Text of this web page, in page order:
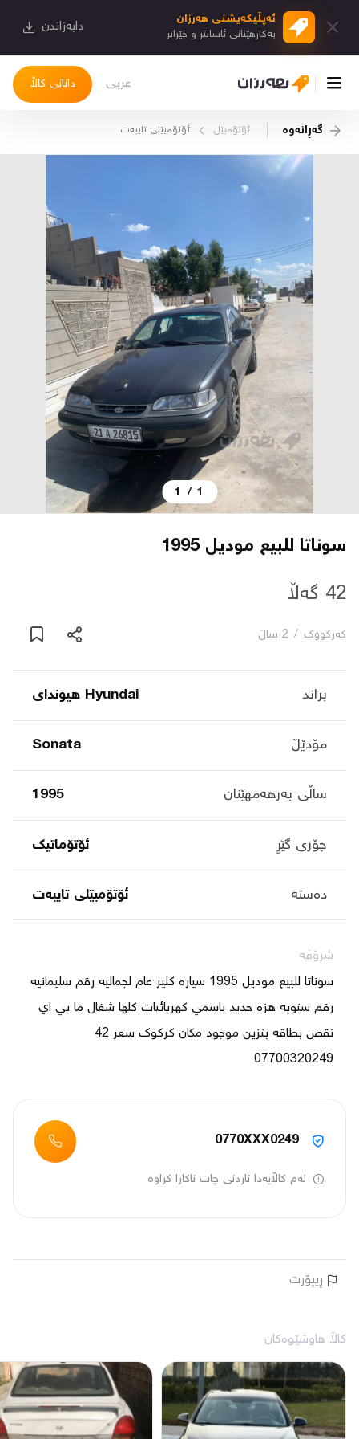
ئەپڵیكەیشنی هەرزان
بەكارهێنانی ئاسانتر و خێراتر دابەزاندن
دانانی کاڵا عربی
کاڵاکانم
دیاریکراوەکانم
دوا بینراوەکان
چات
دەربارە
پەیوەندی
یاساکان
بڵاگ
شۆپەکان
عربی
گەڕانەوە ئۆتۆمبێل ئۆتۆمبێلی تایبه‌ت
1
/
1
سوناتا للبيع موديل 1995
42 گەڵا
کەرکووک / 2 ساڵ
براند Hyundai هیوندای
مۆدێڵ Sonata
ساڵی بەرهەمهێنان 1995
جۆری گێڕ ئۆتۆماتیک
دەستە ئۆتۆمبێلی تایبه‌ت
شرۆڤە
07700320249
0770XXX0249
لەم کاڵایەدا ناردنی چات ناکارا کراوە
ڕیپۆرت
کاڵا هاوشێوەکان